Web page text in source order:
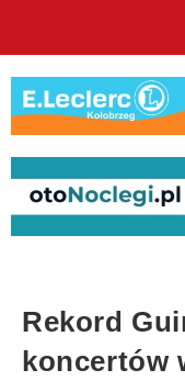
Rekord
koncertów